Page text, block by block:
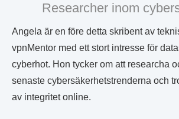
Researcher inom
Angela är en före detta skribent av
vpnMentor med ett stort intresse för
cyberhot. Hon tycker om att researcha
senaste cybersäkerhetstrenderna och
av integritet online.